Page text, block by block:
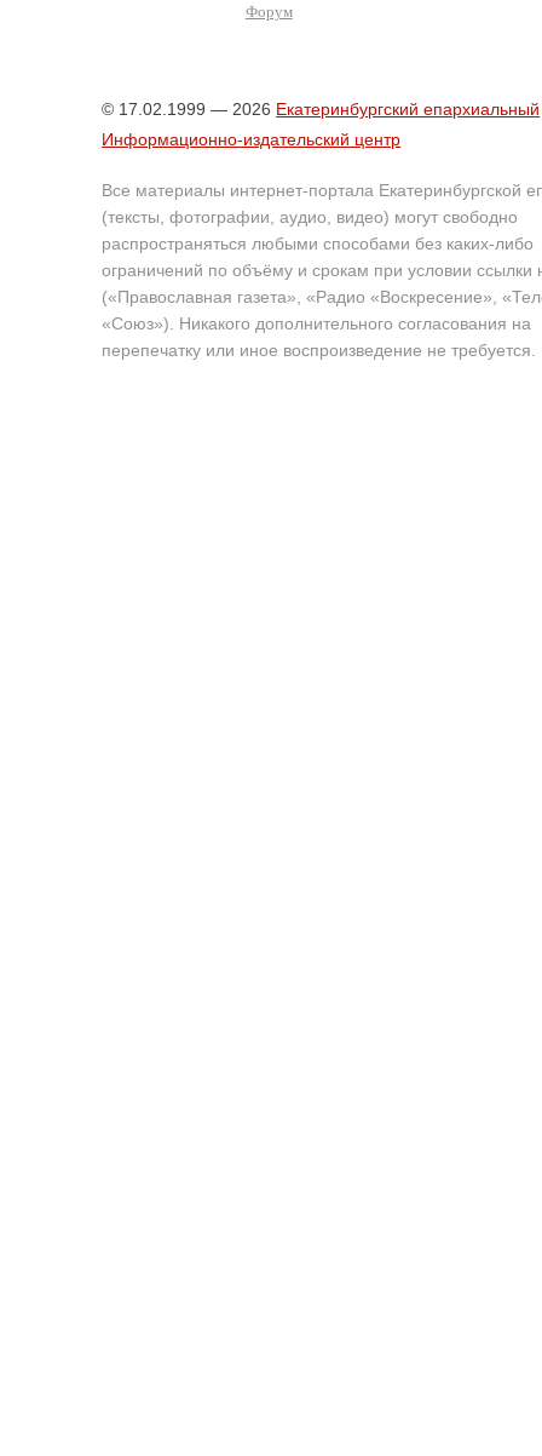
Форум
© 17.02.1999 — 2026 Екатеринбургский епархиальный
Информационно-издательский центр
Все материалы интернет-портала Екатеринбургской
(тексты, фотографии, аудио, видео) могут свободно
распространяться любыми способами без каких-либо
ограничений по объёму и срокам при условии ссылки
(«Православная газета», «Радио «Воскресение»,
«Союз»). Никакого дополнительного согласования на
перепечатку или иное воспроизведение не требуется.